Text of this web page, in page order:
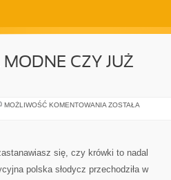
CZY JUŻ
MOŻLIWOŚĆ KOMENTOWANIA KRÓWKI
JUŻ
NIE?
ZOSTAŁA
się, czy krówki to nadal
polska słodycz przechodziła w